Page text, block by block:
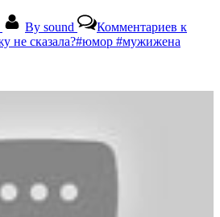
By sound Комментариев к
не сказала?#юмор #мужижена